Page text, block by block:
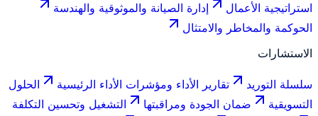
استراتيجية الأعمال
إدارة الصيانة والموثوقية والهندسة
الحوكمة والمخاطر والامتثال
الاستشارات
سلسلة التوريد تقارير الأداء ومؤشرات الأداء الرئيسية
الحلول
التسويقية
ضمان الجودة ومراقبتها
التشغيل وتحسين التكلفة